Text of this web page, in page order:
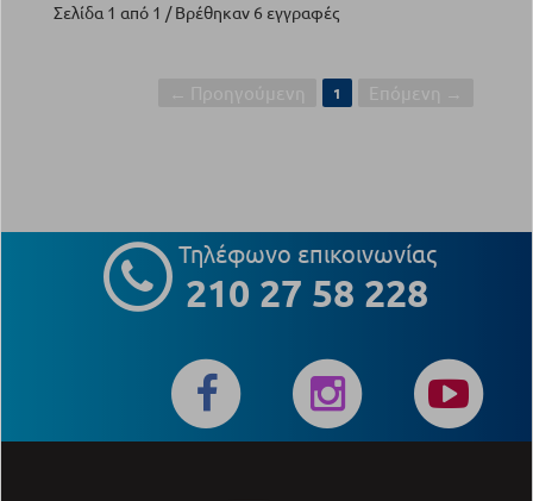
Σελίδα 1 από 1 / Βρέθηκαν 6 εγγραφές
1
Τηλέφωνο επικοινωνίας
210 27 58 228